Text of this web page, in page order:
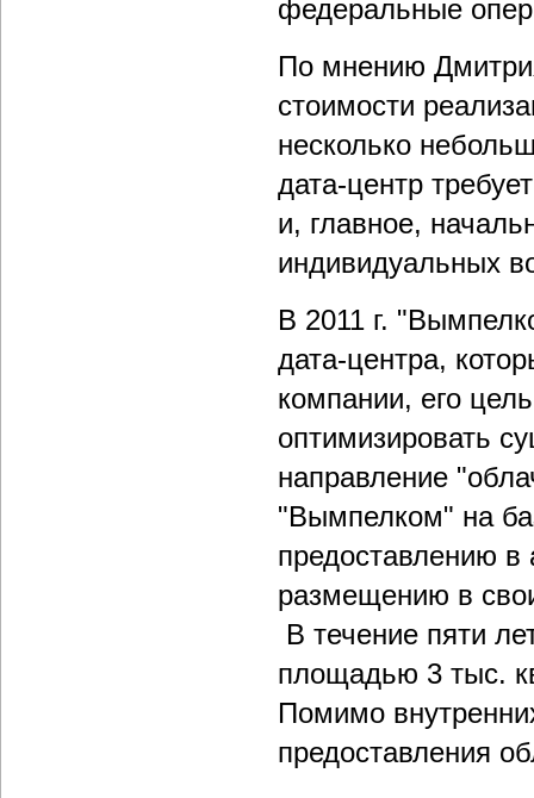
федеральные
По мнению
стоимости
несколько
дата-центр
и, главное,
индивидуальных
В 2011 г.
дата-центра,
компании, его
оптимизировать
направление
"Вымпелком" на
предоставлению в
размещению в
В течение пяти
площадью 3 тыс.
Помимо
предоставления